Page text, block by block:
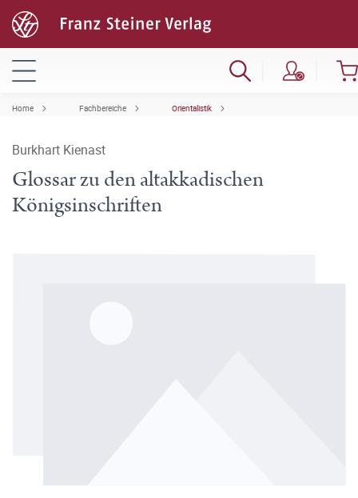
Home Fachbereiche Orientalistik
Burkhart Kienast
Glossar zu den altakkadischen
Königsinschriften